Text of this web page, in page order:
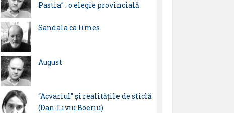
Pastia” : o elegie provincială
Sandala ca limes
August
“Acvariul” și realitățile de sticlă
(Dan-Liviu Boeriu)